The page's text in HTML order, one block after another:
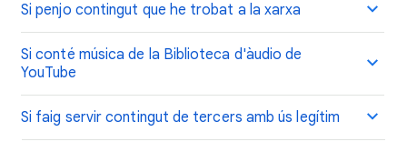
Si penjo contingut que he trobat a la xarxa
Si conté música de la Biblioteca d'àudio de
YouTube
Si faig servir contingut de tercers amb ús legítim